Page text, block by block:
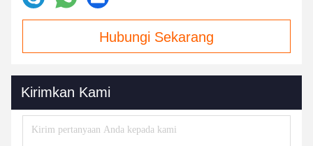
Hubungi Sekarang
Kirimkan Kami